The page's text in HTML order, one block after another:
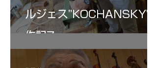
ルジェス”KOCHANSKY"制
作記7